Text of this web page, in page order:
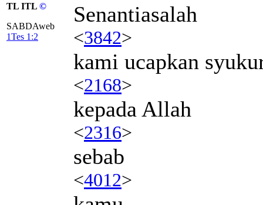
TL ITL ©
SABDAweb
1Tes 1:2
Senantiasalah
<3842>
kami ucapkan
<2168>
kepada Allah
<2316>
sebab
<4012>